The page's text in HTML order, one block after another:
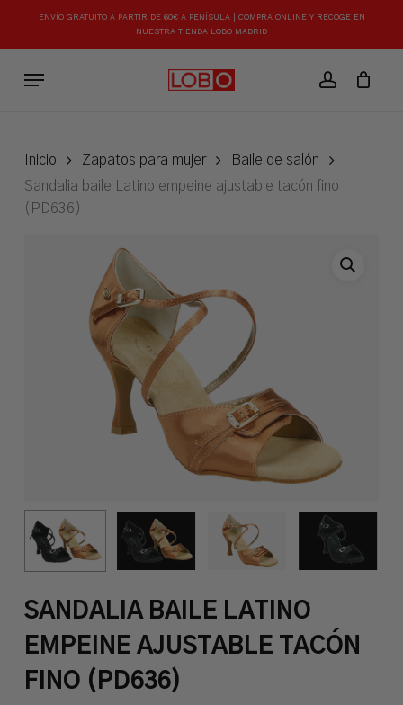
content
ENVÍO GRATUITO A PARTIR DE 60€ A PENÍSULA | COMPRA ONLINE Y RECOGE EN
NUESTRA TIENDA LOBO MADRID
account
Menu
Carrito Cart
Inicio Zapatos para mujer
Baile de salón
Sandalia baile Latino empeine ajustable tacón fino
(PD636)
SANDALIA BAILE LATINO
EMPEINE AJUSTABLE TACÓN
FINO (PD636)